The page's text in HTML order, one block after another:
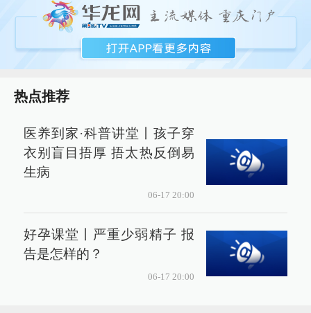
热点推荐
医养到家·科普讲堂丨孩子穿
衣别盲目捂厚 捂太热反倒易
生病
06-17 20:00
好孕课堂丨严重少弱精子 报
告是怎样的？
06-17 20:00